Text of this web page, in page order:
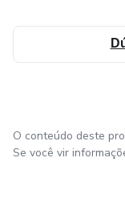
Zayra Digital Arts
O conteúdo deste
Se você vir